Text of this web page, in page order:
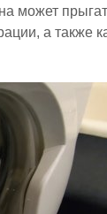
может
а также